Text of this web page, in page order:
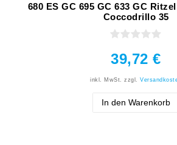
680 ES GC 695 GC 633 GC
Coccodrillo 35
39,72 €
inkl. MwSt. zzgl.
In den Warenkorb